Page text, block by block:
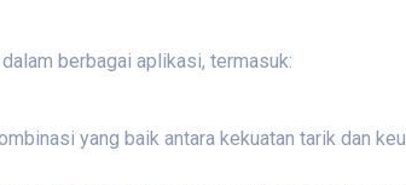
berbagai aplikasi, termasuk:
yang baik antara kekuatan tarik dan